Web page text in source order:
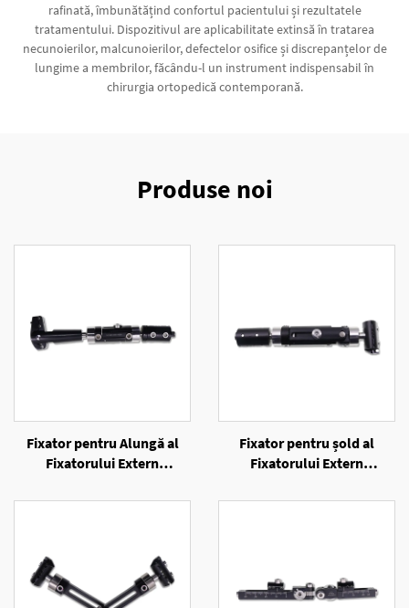
rafinată, îmbunătățind confortul pacientului și rezultatele
tratamentului. Dispozitivul are aplicabilitate extinsă în tratarea
necunoierilor, malcunoierilor, defectelor osifice și discrepanțelor de
lungime a membrilor, făcându-l un instrument indispensabil în
chirurgia ortopedică contemporană.
Produse noi
Fixator pentru Alungă al
Fixatorului Extern
Fixator pentru șold al
Fixatorului Extern